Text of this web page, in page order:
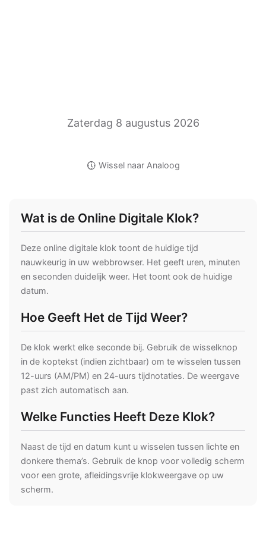
Zaterdag 8 augustus 2026
nest_clock_farsight_analog Wissel naar Analoog
Wat is de Online Digitale Klok?
Deze online digitale klok toont de huidige tijd
nauwkeurig in uw webbrowser. Het geeft uren, minuten
en seconden duidelijk weer. Het toont ook de huidige
datum.
Hoe Geeft Het de Tijd Weer?
De klok werkt elke seconde bij. Gebruik de wisselknop
in de koptekst (indien zichtbaar) om te wisselen tussen
12-uurs (AM/PM) en 24-uurs tijdnotaties. De weergave
past zich automatisch aan.
Welke Functies Heeft Deze Klok?
Naast de tijd en datum kunt u wisselen tussen lichte en
donkere thema’s. Gebruik de knop voor volledig scherm
voor een grote, afleidingsvrije klokweergave op uw
scherm.